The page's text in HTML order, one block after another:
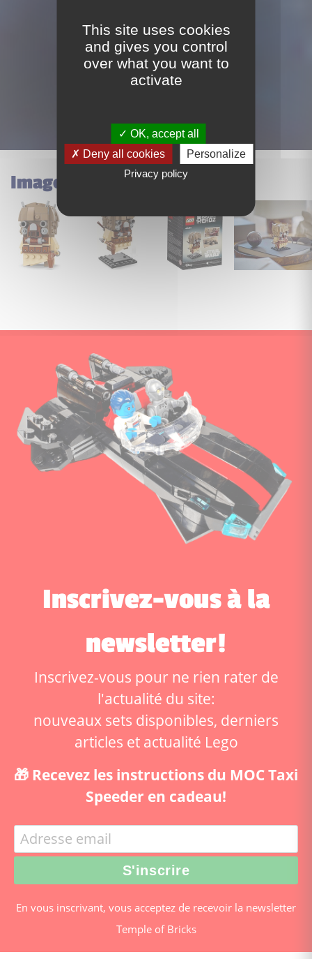
Acheter ce set
Images du set Lego 40615
Inscrivez-vous à la
newsletter!
Inscrivez-vous pour ne rien rater de
l'actualité du site:
nouveaux sets disponibles, derniers
articles et actualité Lego
🎁 Recevez les instructions du MOC Taxi
Speeder en cadeau!
En vous inscrivant, vous acceptez de recevoir la newsletter
Temple of Bricks
This site uses cookies
and gives you control
over what you want to
activate
OK, accept all
Deny all cookies
Personalize
Privacy policy